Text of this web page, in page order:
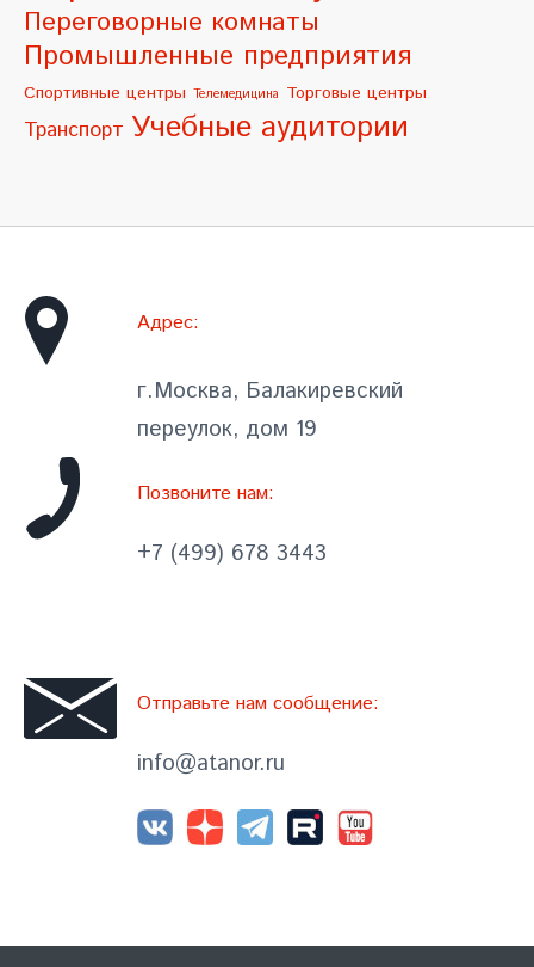
Переговорные комнаты
Промышленные предприятия
Спортивные центры Телемедицина Торговые центры
Транспорт Учебные аудитории
Адрес:
г.Москва, Балакиревский
переулок, дом 19
Позвоните нам:
+7 (499) 678 3443
Отправьте нам сообщение:
info@atanor.ru